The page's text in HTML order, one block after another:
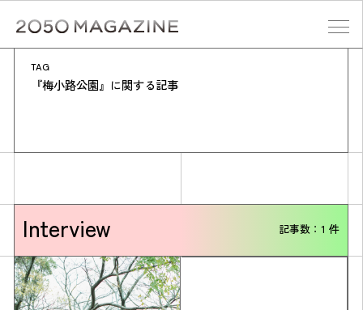
content
TAG
『梅小路公園』に関する記事
Interview 記事数：1 件